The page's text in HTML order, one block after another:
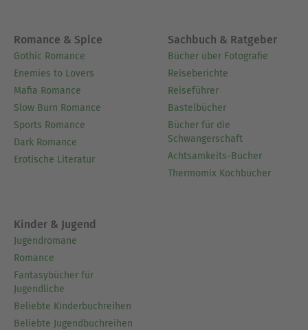
Romance & Spice
Gothic Romance
Enemies to Lovers
Mafia Romance
Slow Burn Romance
Sports Romance
Dark Romance
Erotische Literatur
Sachbuch & Ratgeber
Bücher über Fotografie
Reiseberichte
Reiseführer
Bastelbücher
Bücher für die
Schwangerschaft
Achtsamkeits-Bücher
Thermomix Kochbücher
Kinder & Jugend
Jugendromane
Romance
Fantasybücher für
Jugendliche
Beliebte Kinderbuchreihen
Beliebte Jugendbuchreihen